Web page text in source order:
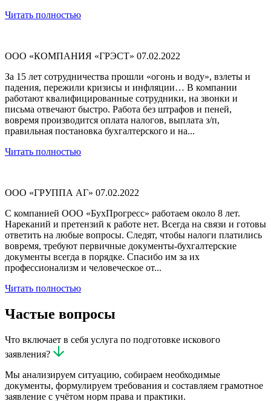
Читать полностью
ООО «КОМПАНИЯ «ГРЭСТ» 07.02.2022
За 15 лет сотрудничества прошли «огонь и воду», взлеты и
падения, пережили кризисы и инфляции… В компании
работают квалифицированные сотрудники, на звонки и
письма отвечают быстро. Работа без штрафов и пеней,
вовремя производится оплата налогов, выплата з/п,
правильная постановка бухгалтерского и на...
Читать полностью
ООО «ГРУППА АГ» 07.02.2022
С компанией ООО «БухПрогресс» работаем около 8 лет.
Нареканий и претензий к работе нет. Всегда на связи и готовы
ответить на любые вопросы. Следят, чтобы налоги платились
вовремя, требуют первичные документы-бухгалтерские
документы всегда в порядке. Спасибо им за их
профессионализм и человеческое от...
Читать полностью
Частые вопросы
Что включает в себя услуга по подготовке искового
заявления?
Мы анализируем ситуацию, собираем необходимые
документы, формулируем требования и составляем грамотное
заявление с учётом норм права и практики.